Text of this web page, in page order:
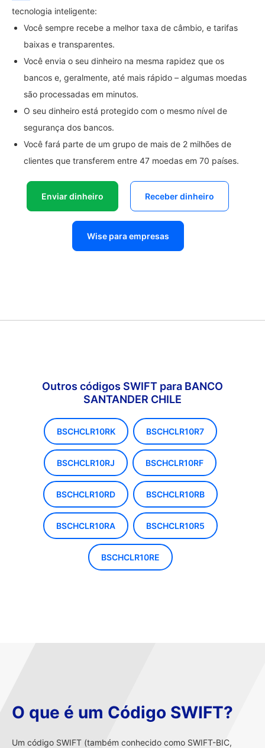
tecnologia inteligente:
Você sempre recebe a melhor taxa de câmbio, e tarifas
baixas e transparentes.
Você envia o seu dinheiro na mesma rapidez que os
bancos e, geralmente, até mais rápido – algumas moedas
são processadas em minutos.
O seu dinheiro está protegido com o mesmo nível de
segurança dos bancos.
Você fará parte de um grupo de mais de 2 milhões de
clientes que transferem entre 47 moedas em 70 países.
Enviar dinheiro Receber dinheiro
Wise para empresas
Outros códigos SWIFT para BANCO
SANTANDER CHILE
BSCHCLR10RK BSCHCLR10R7
BSCHCLR10RJ BSCHCLR10RF
BSCHCLR10RD BSCHCLR10RB
BSCHCLR10RA BSCHCLR10R5
BSCHCLR10RE
O que é um Código SWIFT?
Um código SWIFT (também conhecido como SWIFT-BIC,